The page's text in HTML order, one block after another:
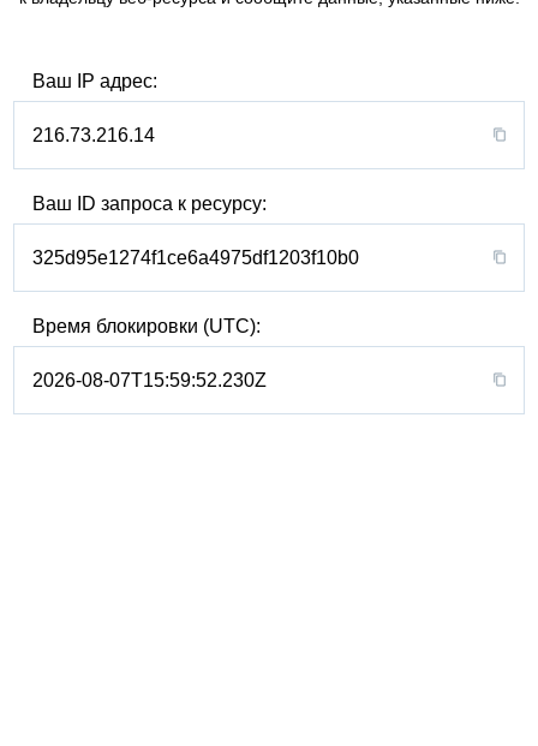
Ваш IP адрес:
216.73.216.14
Ваш ID запроса к ресурсу:
325d95e1274f1ce6a4975df1203f10b0
Время блокировки (UTC):
2026-08-07T15:59:52.230Z